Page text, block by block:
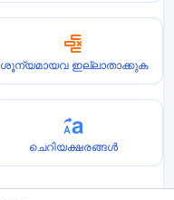
ശൂന്യമായവ ഇല്ലാതാക്കുക
ചെറിയക്ഷരങ്ങൾ